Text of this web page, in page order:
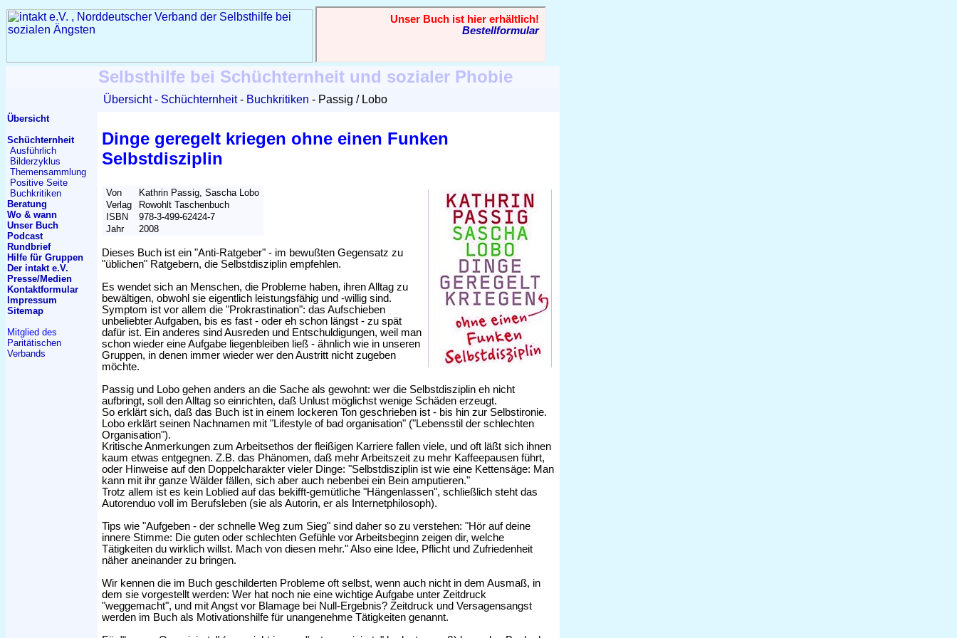
Selbsthilfe bei Schüchternheit und sozialer Phobie
Übersicht Schüchternheit Buchkritiken Passig / Lobo
Übersicht
Schüchternheit
Ausführlich
Bilderzyklus
Themensammlung
Positive Seite
Buchkritiken
Beratung
Wo & wann
Unser Buch
Podcast
Rundbrief
Hilfe für Gruppen
Der intakt e.V.
Presse/Medien
Kontaktformular
Impressum
Sitemap
Mitglied des
Paritätischen
Verbands
Dinge geregelt kriegen ohne einen Funken
Selbstdisziplin
Von
Kathrin Passig, Sascha Lobo
Verlag
Rowohlt Taschenbuch
ISBN
978-3-499-62424-7
Jahr
2008
Dieses Buch ist ein "Anti-Ratgeber" - im bewußten Gegensatz zu
"üblichen" Ratgebern, die Selbstdisziplin empfehlen.
Es wendet sich an Menschen, die Probleme haben, ihren Alltag zu
bewältigen, obwohl sie eigentlich leistungsfähig und -willig sind.
Symptom ist vor allem die "Prokrastination": das Aufschieben
unbeliebter Aufgaben, bis es fast - oder eh schon längst - zu spät
dafür ist. Ein anderes sind Ausreden und Entschuldigungen, weil man
schon wieder eine Aufgabe liegenbleiben ließ - ähnlich wie in unseren
Gruppen, in denen immer wieder wer den Austritt nicht zugeben
möchte.
Passig und Lobo gehen anders an die Sache als gewohnt: wer die Selbstdisziplin eh nicht
aufbringt, soll den Alltag so einrichten, daß Unlust möglichst wenige Schäden erzeugt.
So erklärt sich, daß das Buch ist in einem lockeren Ton geschrieben ist - bis hin zur Selbstironie.
Lobo erklärt seinen Nachnamen mit "Lifestyle of bad organisation" ("Lebensstil der schlechten
Organisation").
Kritische Anmerkungen zum Arbeitsethos der fleißigen Karriere fallen viele, und oft läßt sich ihnen
kaum etwas entgegnen. Z.B. das Phänomen, daß mehr Arbeitszeit zu mehr Kaffeepausen führt,
oder Hinweise auf den Doppelcharakter vieler Dinge: "Selbstdisziplin ist wie eine Kettensäge: Man
kann mit ihr ganze Wälder fällen, sich aber auch nebenbei ein Bein amputieren."
Trotz allem ist es kein Loblied auf das bekifft-gemütliche "Hängenlassen", schließlich steht das
Autorenduo voll im Berufsleben (sie als Autorin, er als Internetphilosoph).
Tips wie "Aufgeben - der schnelle Weg zum Sieg" sind daher so zu verstehen: "Hör auf deine
innere Stimme: Die guten oder schlechten Gefühle vor Arbeitsbeginn zeigen dir, welche
Tätigkeiten du wirklich willst. Mach von diesen mehr." Also eine Idee, Pflicht und Zufriedenheit
näher aneinander zu bringen.
Wir kennen die im Buch geschilderten Probleme oft selbst, wenn auch nicht in dem Ausmaß, in
dem sie vorgestellt werden: Wer hat noch nie eine wichtige Aufgabe unter Zeitdruck
"weggemacht", und mit Angst vor Blamage bei Null-Ergebnis? Zeitdruck und Versagensangst
werden im Buch als Motivationshilfe für unangenehme Tätigkeiten genannt.